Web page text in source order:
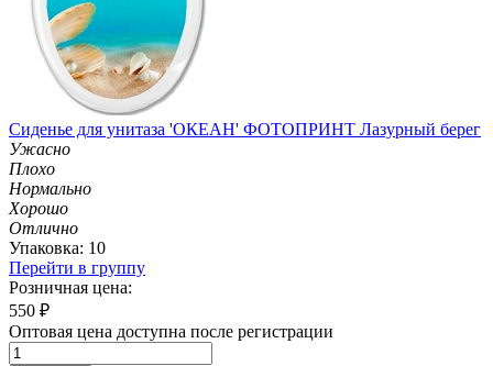
Сиденье для унитаза 'ОКЕАН' ФОТОПРИНТ Лазурный берег
Ужасно
Плохо
Нормально
Хорошо
Отлично
Упаковка: 10
Перейти в группу
Розничная цена:
550 ₽
Оптовая цена доступна после регистрации